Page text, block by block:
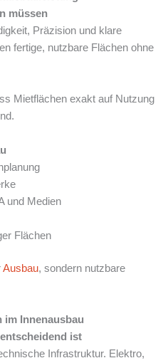
müssen
Präzision und klare
fertige, nutzbare Flächen ohne
Mietflächen exakt auf Nutzung
und Medien
Flächen
Ausbau, sondern nutzbare
im Innenausbau
ist
Infrastruktur. Elektro,